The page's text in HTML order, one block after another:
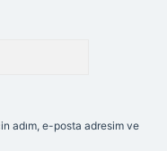
adım, e-posta adresim ve